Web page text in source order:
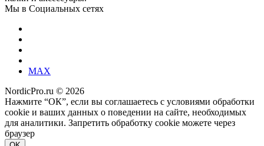
Мы в Социальных сетях
MAX
NordicPro.ru © 2026
Нажмите “ОК”, если вы соглашаетесь с условиями обработки
cookie и ваших данных о поведении на сайте, необходимых
для аналитики. Запретить обработку cookie можете через
браузер